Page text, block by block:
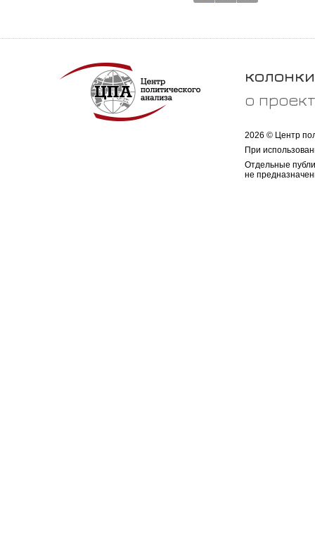
колонки
о
2026 © Центр
При
Отдельные
не